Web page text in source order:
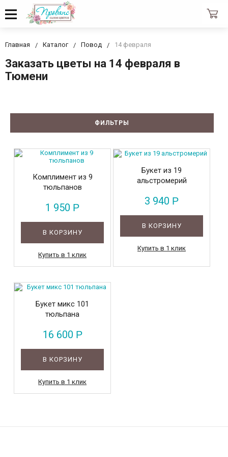
Главная Каталог Повод 14 февраля
Заказать цветы на 14 февраля в
Тюмени
ФИЛЬТРЫ
Комплимент из 9
тюльпанов
1 950 Р
В КОРЗИНУ
Купить в 1 клик
Букет из 19
альстромерий
3 940 Р
В КОРЗИНУ
Купить в 1 клик
Букет микс 101
тюльпана
16 600 Р
В КОРЗИНУ
Купить в 1 клик